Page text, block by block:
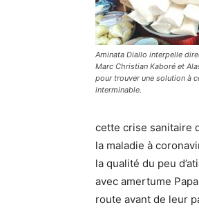
Aminata Diallo interpelle
Marc Christian Kaboré et
pour trouver une solution à
interminable.
cette crise sanitaire
la maladie à
la qualité du peu
avec amertume
route avant de leur